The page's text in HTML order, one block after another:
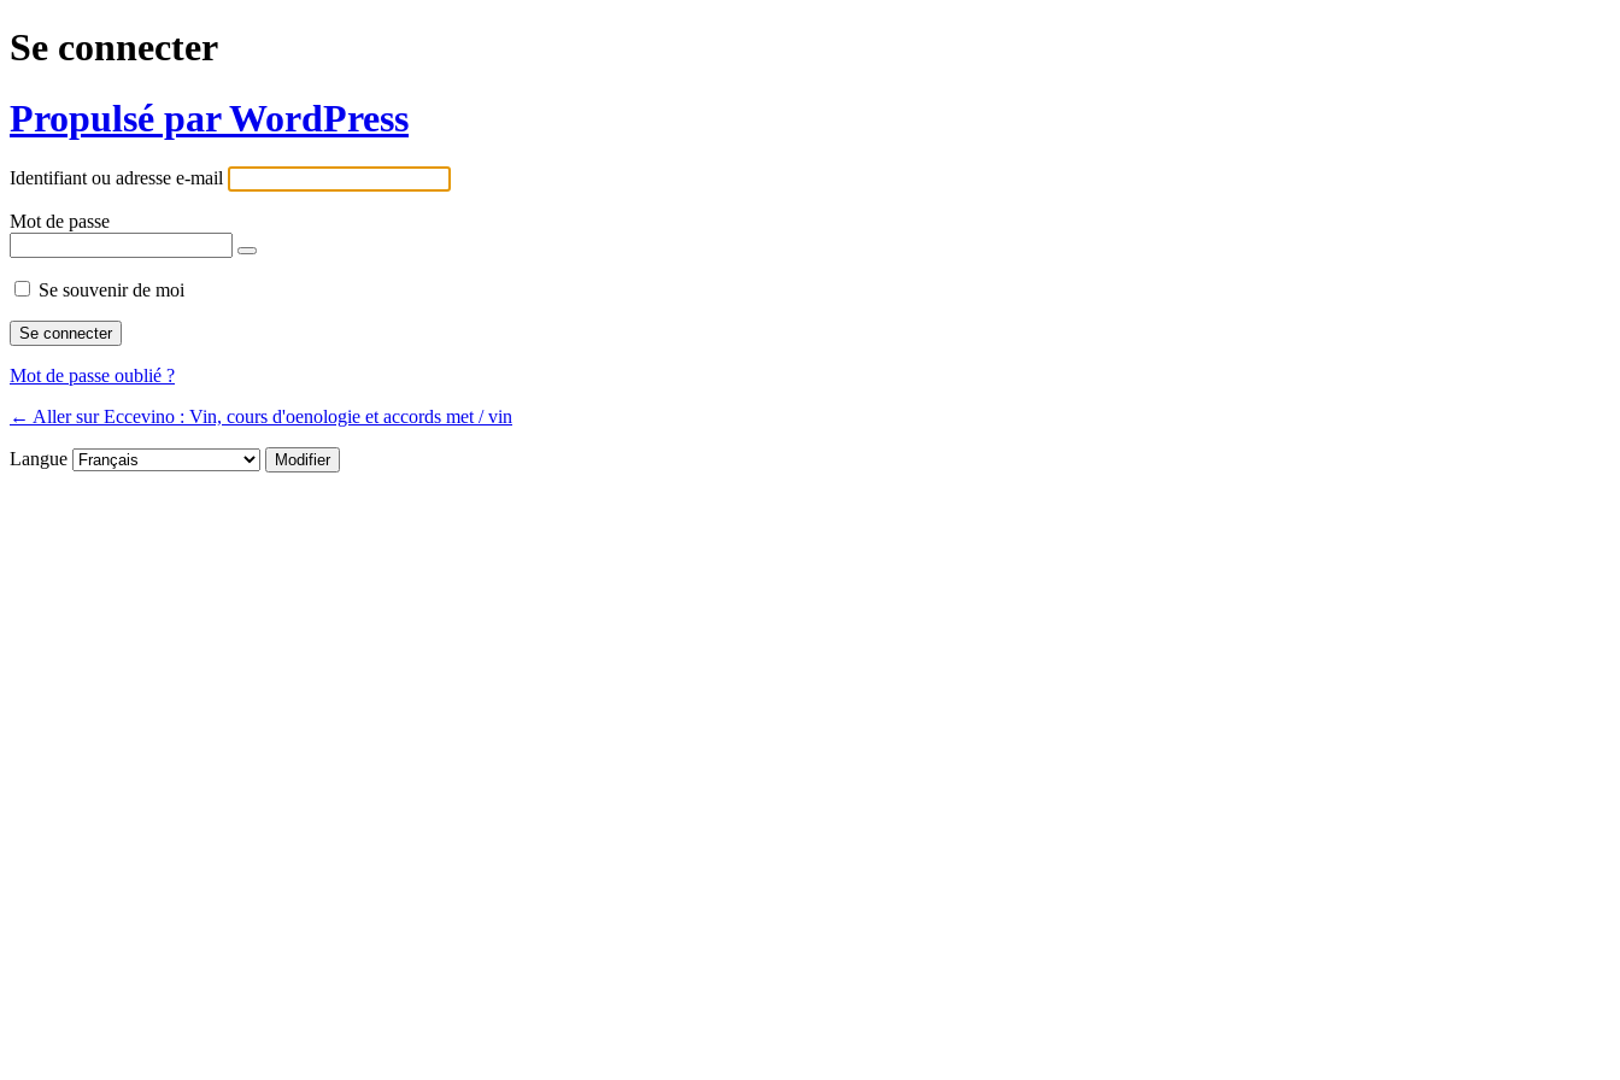
Se connecter
Propulsé par WordPress
Identifiant ou adresse e-mail
Mot de passe
Se souvenir de moi
Mot de passe oublié ?
← Aller sur Eccevino : Vin, cours d'oenologie et accords met / vin
Langue